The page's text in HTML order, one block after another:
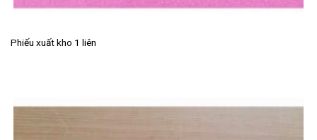
Phiếu xuất kho 1 liên